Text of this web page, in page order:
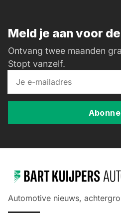
Meld je aan voor
Ontvang twee maanden
Stopt vanzelf.
Automotive nieuws,